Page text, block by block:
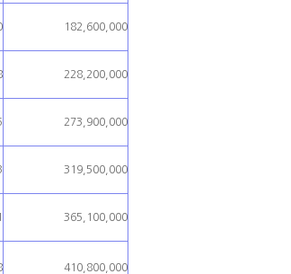
182,600,000
228,200,000
273,900,000
319,500,000
365,100,000
410,800,000